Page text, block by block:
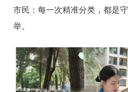
市民：每一次精准分类，都是
举。